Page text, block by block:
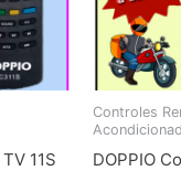
11S
Controles
DOPPIO